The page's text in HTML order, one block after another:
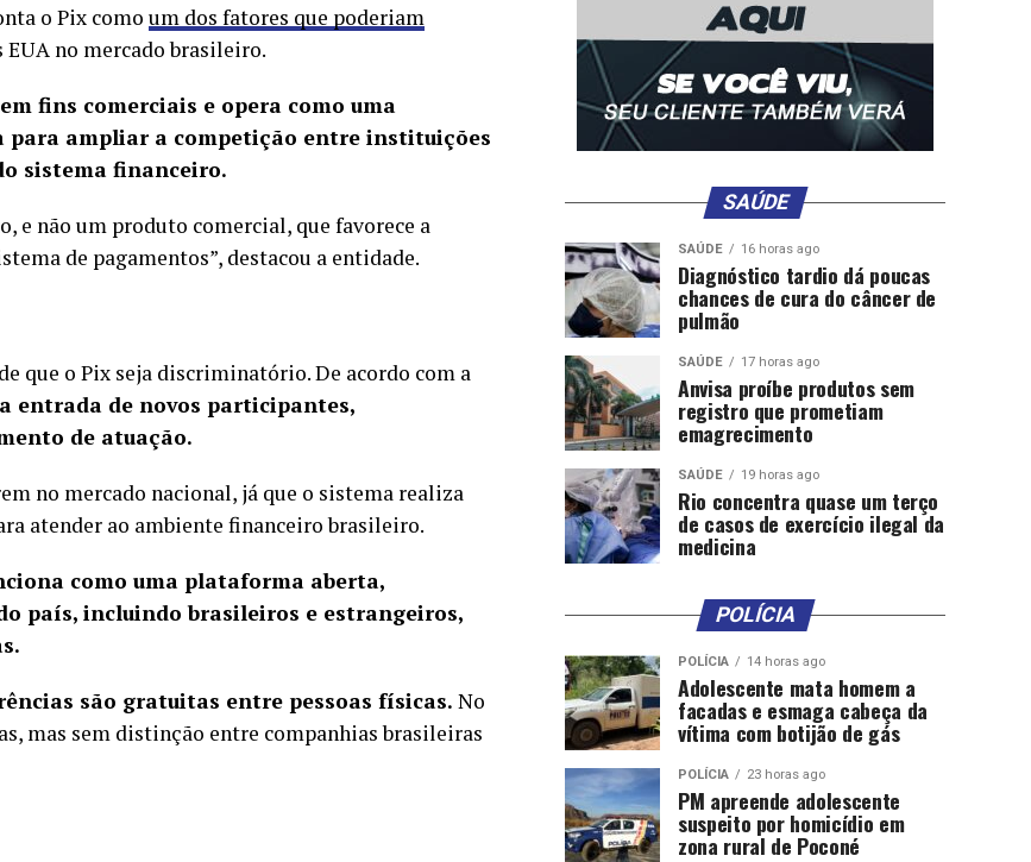
o Pix como um dos fatores que poderiam
EUA no mercado brasileiro.
fins comerciais e opera como uma
ampliar a competição entre instituições
sistema financeiro.
e não um produto comercial, que favorece a
de pagamentos”, destacou a entidade.
que o Pix seja discriminatório. De acordo com a
entrada de novos participantes,
de atuação.
no mercado nacional, já que o sistema realiza
atender ao ambiente financeiro brasileiro.
como uma plataforma aberta,
país, incluindo brasileiros e estrangeiros,
são gratuitas entre pessoas físicas. No
mas sem distinção entre companhias brasileiras
SAÚDE
SAÚDE 16 horas ago
Diagnóstico tardio dá poucas
chances de cura do câncer de
pulmão
SAÚDE 17 horas ago
Anvisa proíbe produtos sem
registro que prometiam
emagrecimento
SAÚDE 19 horas ago
Rio concentra quase um terço
de casos de exercício ilegal da
medicina
POLÍCIA
POLÍCIA 14 horas ago
Adolescente mata homem a
facadas e esmaga cabeça da
vítima com botijão de gás
POLÍCIA 23 horas ago
PM apreende adolescente
suspeito por homicídio em
zona rural de Poconé